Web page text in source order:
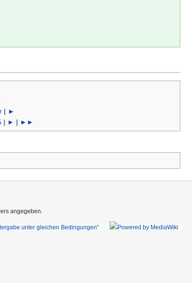
| ►
| ► | ►►
angegeben.